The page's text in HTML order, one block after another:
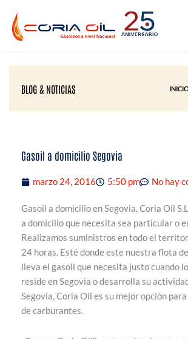
contenido
BLOG & NOTICIAS
Gasoil a domicilio Segovia
marzo 24, 2016 5:50 pm No hay
Gasoil a domicilio en Segovia, Coria Oil
a domicilio que necesita sea particular o
Realizamos suministros en todo el
24 horas. Esté donde este nuestra flota
lleva el gasoil que necesita justo cuando
reside en Segovia o desarrolla su
Segovia, Coria Oil es su mejor opción
de carburantes.